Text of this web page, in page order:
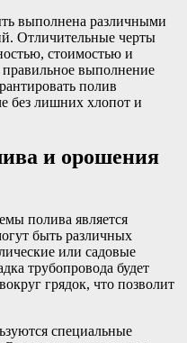
выполнена различными
Отличительные черты
стоимостью и
выполнение
полив
без лишних хлопот и
и орошения
полива является
быть различных
или садовые
трубопровода будет
грядок, что позволит
специальные